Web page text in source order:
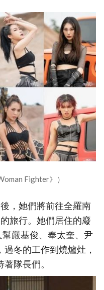
Fighter》）
，她們將前往全羅南
旅行。她們居住的廢
嚴基俊、奉太奎、尹
冬的工作到燒爐灶，
隊長們。